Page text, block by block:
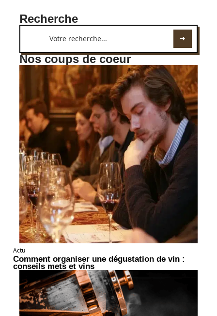
Recherche
Nos coups de coeur
Actu
Comment organiser une dégustation de vin :
conseils mets et vins